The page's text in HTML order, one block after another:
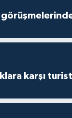
karşı